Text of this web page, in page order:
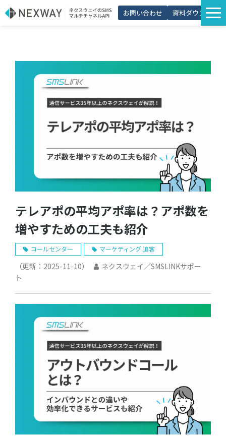
お問い合わせ 資料ダウンロード
プラン・価格
導入事例
パートナー制度
テレアポの平均アポ率は？アポ数を
増やすための工夫も紹介
コールセンター マーケティング 追客
（更新： 2025-11-10）
ネクスウェイ／SMSLINKサポー
ト